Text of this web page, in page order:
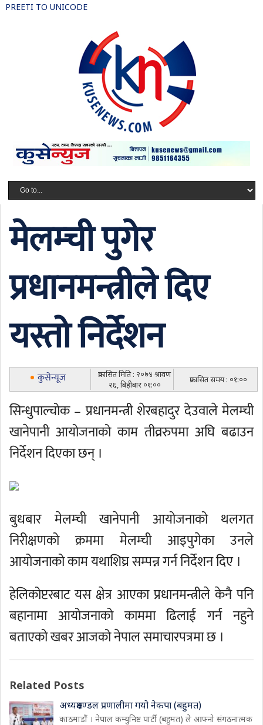
PREETI TO UNICODE
मेलम्ची पुगेर
प्रधानमन्त्रीले दिए
यस्तो निर्देशन
कुसेन्यूज
प्रकासित मिति : २०७४ श्रावण
२६, बिहीबार ०१:००
प्रकासित समय : ०१:००
सिन्धुपाल्चोक – प्रधानमन्त्री शेरबहादुर देउवाले मेलम्ची
खानेपानी आयोजनाको काम तीव्ररुपमा अघि बढाउन
निर्देशन दिएका छन् ।
बुधबार मेलम्ची खानेपानी आयोजनाको थलगत
निरीक्षणको क्रममा मेलम्ची आइपुगेका उनले
आयोजनाको काम यथाशिघ्र सम्पन्न गर्न निर्देशन दिए ।
हेलिकोप्टरबाट यस क्षेत्र आएका प्रधानमन्त्रीले केनै पनि
बहानामा आयोजनाको काममा ढिलाई गर्न नहुने
बताएको खबर आजको नेपाल समाचारपत्रमा छ ।
Related Posts
अध्यक्षमण्डल प्रणालीमा गयो नेकपा (बहुमत)
काठमाडौं । नेपाल कम्युनिष्ट पार्टी (बहुमत) ले आफ्नो संगठनात्मक